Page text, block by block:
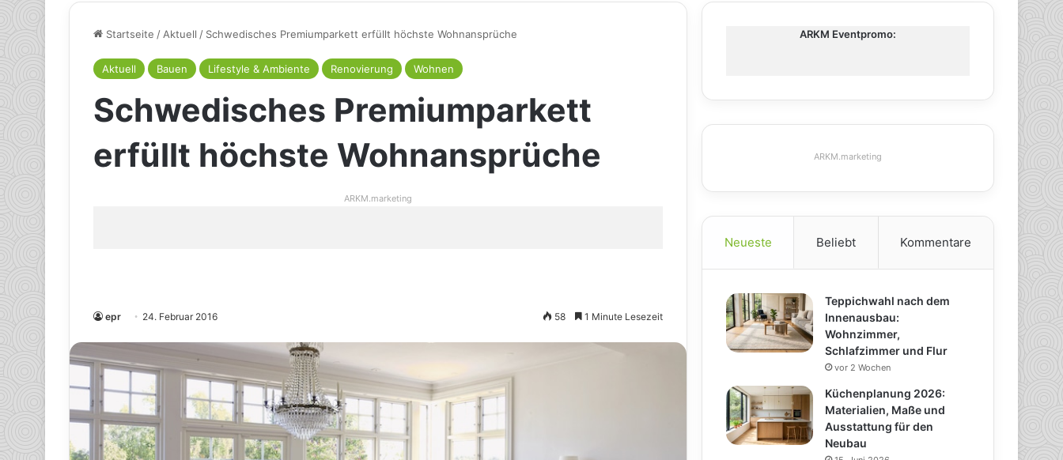
Startseite /Aktuell / Schwedisches Premiumparkett erfüllt höchste Wohnansprüche
Aktuell Bauen Lifestyle & Ambiente Renovierung Wohnen
Schwedisches Premiumparkett
erfüllt höchste Wohnansprüche
ARKM.marketing
epr 24. Februar 2016 58 1 Minute Lesezeit
ARKM Eventpromo:
ARKM.marketing
Neueste Beliebt Kommentare
Teppichwahl nach dem
Innenausbau:
Wohnzimmer,
Schlafzimmer und Flur
vor 2 Wochen
Küchenplanung 2026:
Materialien, Maße und
Ausstattung für den
Neubau